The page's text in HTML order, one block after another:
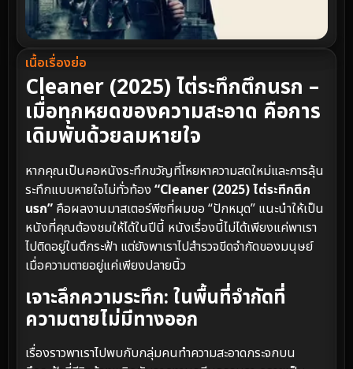
เนื้อเรื่องย่อ
Cleaner (2025) ไต่ระทึกตึกนรก –
เมื่อทุกหยดของความสะอาด คือการ
เดิมพันด้วยลมหายใจ
หากคุณเป็นคอหนังระทึกขวัญที่โหยหาความสดใหม่และการลุ้น
ระทึกแบบหายใจไม่ทั่วท้อง “Cleaner (2025) ไต่ระทึกตึก
นรก” คือผลงานมาสเตอร์พีซที่ผมขอ “ปักหมุด” แนะนำให้เป็น
หนังที่คุณต้องชมให้ได้ในปีนี้ หนังเรื่องนี้ไม่ได้เพียงแค่พาเรา
ไปติดอยู่ในตึกระฟ้า แต่ยังพาเราไปสำรวจขีดจำกัดของมนุษย์
เมื่อความตายอยู่แค่เพียงปลายนิ้ว
เจาะลึกความระทึก: ในพื้นที่จำกัดที่
ความตายไม่มีทางออก
เรื่องราวพาเราไปพบกับกลุ่มคนทำความสะอาดกระจกบน